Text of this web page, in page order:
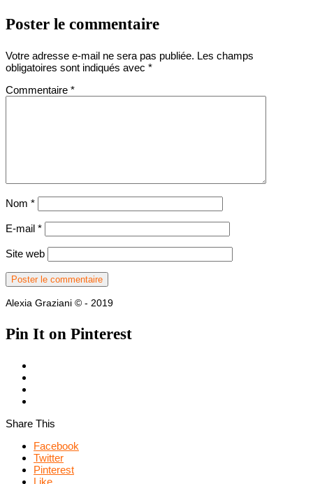
Poster le commentaire
Votre adresse e-mail ne sera pas publiée. Les champs
obligatoires sont indiqués avec *
Commentaire *
Nom *
E-mail *
Site web
Alexia Graziani © - 2019
Pin It on Pinterest
Share This
Facebook
Twitter
Pinterest